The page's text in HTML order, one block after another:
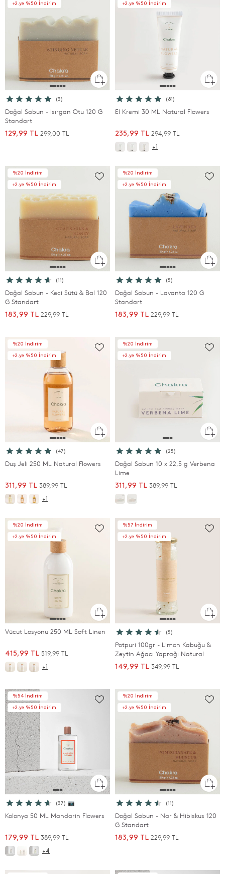
+2.ye %50 İndirim
(3)
Doğal Sabun - Isırgan Otu 120 G
Standart
129,99 TL 299,00 TL
+2.ye %50 İndirim
(81)
El Kremi 30 ML Natural Flowers
235,99 TL 294,99 TL
+1
%20 İndirim
+2.ye %50 İndirim
(11)
Doğal Sabun - Keçi Sütü & Bal 120
G Standart
183,99 TL 229,99 TL
%20 İndirim
+2.ye %50 İndirim
(5)
Doğal Sabun - Lavanta 120 G
Standart
183,99 TL 229,99 TL
%20 İndirim
+2.ye %50 İndirim
(47)
Duş Jeli 250 ML Natural Flowers
311,99 TL 389,99 TL
+1
%20 İndirim
+2.ye %50 İndirim
(25)
Doğal Sabun 10 x 22,5 g Verbena
Lime
311,99 TL 389,99 TL
%20 İndirim
+2.ye %50 İndirim
Vücut Losyonu 250 ML Soft Linen
415,99 TL 519,99 TL
+1
%57 İndirim
+2.ye %50 İndirim
(5)
Potpuri 100gr - Limon Kabuğu &
Zeytin Ağacı Yaprağı Natural
149,99 TL 349,99 TL
%54 İndirim
+2.ye %50 İndirim
(37) 📷
Kolonya 50 ML Mandarin Flowers
179,99 TL 389,99 TL
+4
%20 İndirim
+2.ye %50 İndirim
(11)
Doğal Sabun - Nar & Hibiskus 120
G Standart
183,99 TL 229,99 TL